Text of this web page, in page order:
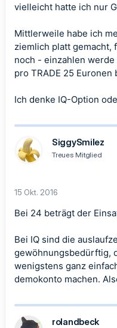
vielleicht hatte ich nur
Mittlerweile habe ich
ziemlich platt gemacht,
noch - einzahlen
pro TRADE 25 Euronen
Ich denke IQ-Option
SiggySmilez
Treues Mitglied
15 Okt. 2016
Bei 24 beträgt der
Bei IQ sind die
gewöhnungsbedürftig,
wenigstens ganz
demokonto machen.
rolandbeck